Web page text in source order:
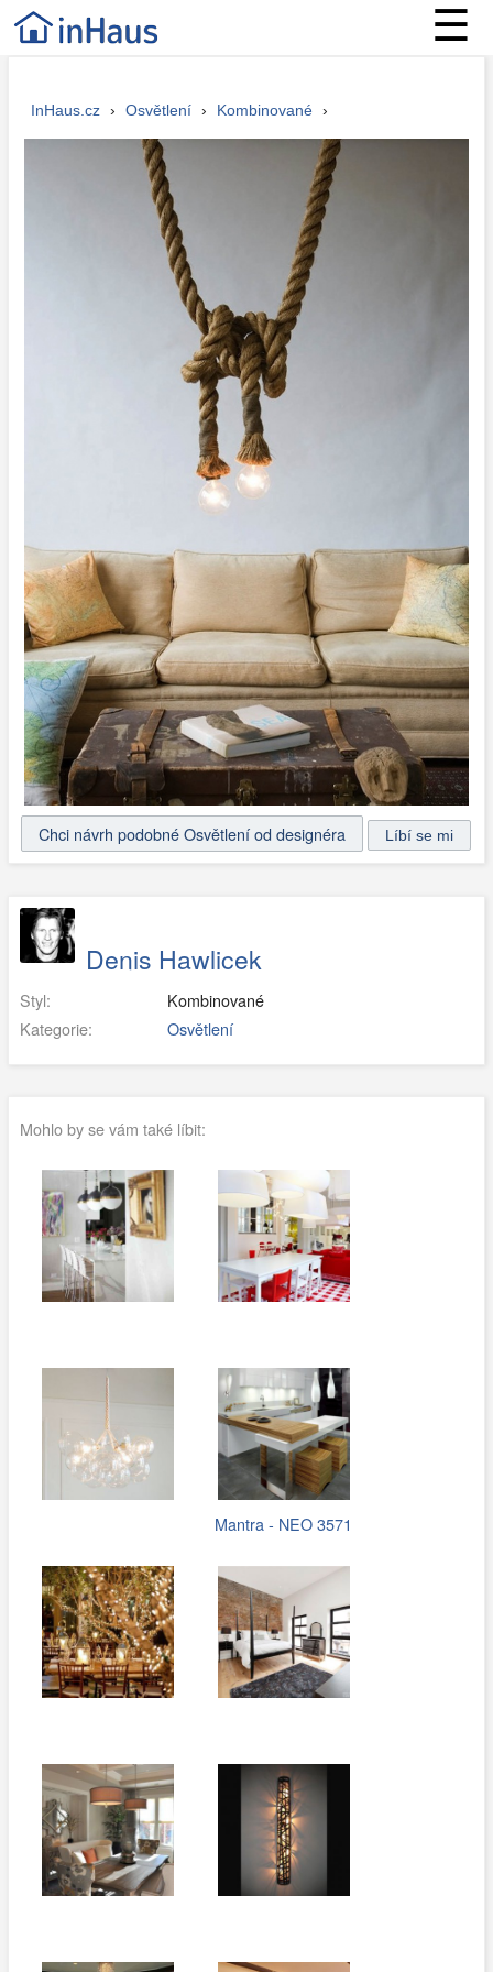
☰
InHaus.cz › Osvětlení › Kombinované ›
Chci návrh podobné Osvětlení od designéra
Denis Hawlicek
Styl:
Kombinované
Kategorie:
Osvětlení
Mohlo by se vám také líbit:
Mantra - NEO 3571